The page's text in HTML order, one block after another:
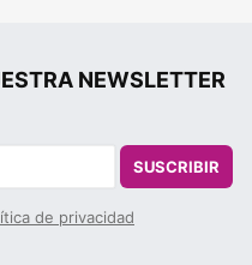
NEWSLETTER
SUSCRIBIR
de privacidad